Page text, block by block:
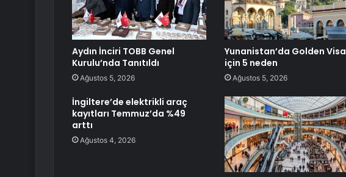
Aydın İnciri TOBB Genel
Kurulu’nda Tanıtıldı
Ağustos 5, 2026
Yunanistan’da Golden Visa
için 5 neden
Ağustos 5, 2026
İngiltere’de elektrikli araç
kayıtları Temmuz’da %49
arttı
Ağustos 4, 2026